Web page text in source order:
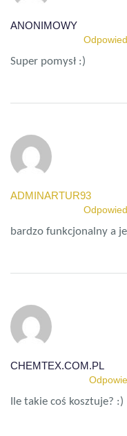
ANONIMOWY
Super pomysł :)
ADMINARTUR93
bardzo funkcjonalny a
CHEMTEX.COM.PL
Ile takie coś kosztuje? :)